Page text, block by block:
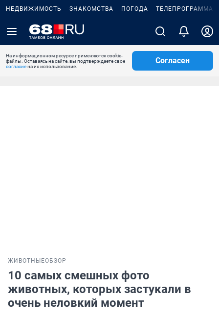
НЕДВИЖИМОСТЬ ЗНАКОМСТВА ПОГОДА ТЕЛЕПРОГРАММА
На информационном ресурсе применяются cookie-
файлы. Оставаясь на сайте, вы подтверждаете свое
согласиена их использование.
Согласен
ЖИВОТНЫЕОБЗОР
10 самых смешных фото
животных, которых застукали в
очень неловкий момент